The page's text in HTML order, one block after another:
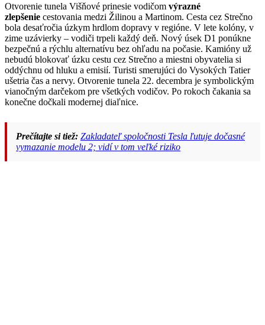
Otvorenie tunela Višňové prinesie vodičom výrazné
zlepšenie cestovania medzi Žilinou a Martinom. Cesta cez Strečno
bola desaťročia úzkym hrdlom dopravy v regióne. V lete kolóny, v
zime uzávierky – vodiči trpeli každý deň. Nový úsek D1 ponúkne
bezpečnú a rýchlu alternatívu bez ohľadu na počasie. Kamióny už
nebudú blokovať úzku cestu cez Strečno a miestni obyvatelia si
oddýchnu od hluku a emisií. Turisti smerujúci do Vysokých Tatier
ušetria čas a nervy. Otvorenie tunela 22. decembra je symbolickým
vianočným darčekom pre všetkých vodičov. Po rokoch čakania sa
konečne dočkali modernej diaľnice.
Prečítajte si tiež: Zakladateľ spoločnosti Tesla ľutuje dočasné
vymazanie modelu 2; vidí v tom veľké riziko